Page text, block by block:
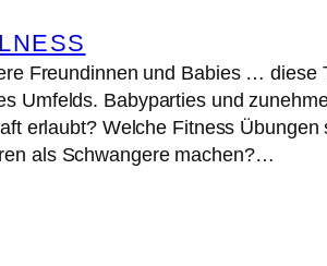
Freundinnen und Babies … diese
Umfelds. Babyparties und
erlaubt? Welche Fitness Übungen
als Schwangere machen?…